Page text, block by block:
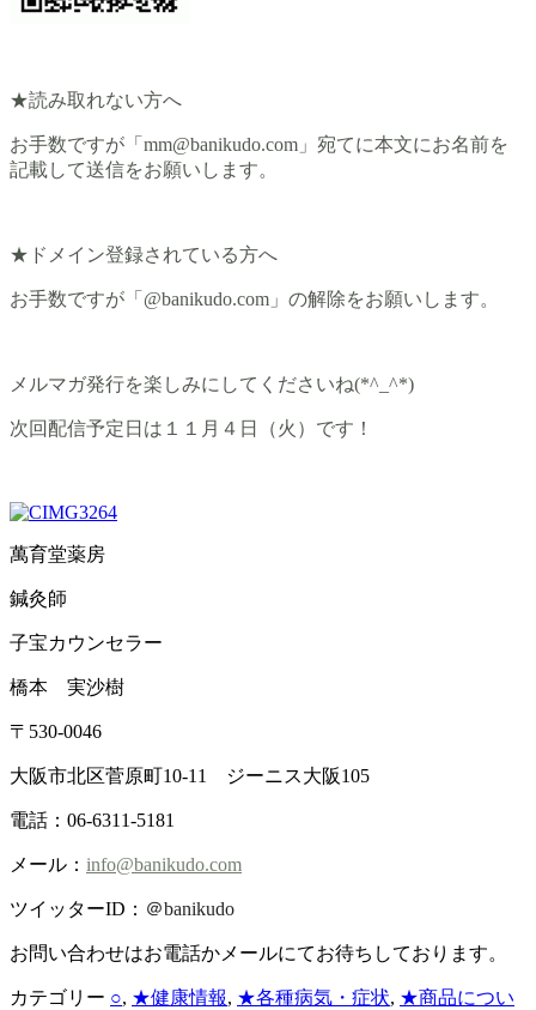
★読み取れない方へ
お手数ですが「mm@banikudo.com」宛てに本文にお名前を
記載して送信をお願いします。
★ドメイン登録されている方へ
お手数ですが「@banikudo.com」の解除をお願いします。
メルマガ発行を楽しみにしてくださいね(*^_^*)
次回配信予定日は１１月４日（火）です！
萬育堂薬房
鍼灸師
子宝カウンセラー
橋本 実沙樹
〒530-0046
大阪市北区菅原町10-11 ジーニス大阪105
電話：06-6311-5181
メール： info@banikudo.com
ツイッターID： ＠banikudo
お問い合わせはお電話かメールにてお待ちしております。
カテゴリー ○, ★健康情報, ★各種病気・症状, ★商品につい